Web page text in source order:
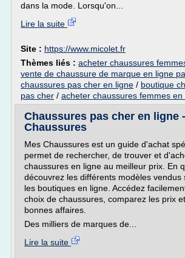
dans la mode. Lorsqu'on...
Lire la suite
Site : https://www.micolet.fr
Thèmes liés : acheter chaussures
vente de chaussure de marque en ligne
chaussures pas cher en ligne / boutique
pas cher / acheter chaussures femmes en
Chaussures pas cher en ligne
Chaussures
Mes Chaussures est un guide d'achat
permet de rechercher, de trouver et
chaussures en ligne au meilleur prix. En
découvrez les différents modèles vendus
les boutiques en ligne. Accédez
choix de chaussures, comparez les prix
bonnes affaires.
Des milliers de marques de...
Lire la suite